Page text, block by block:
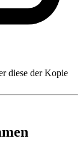
diese der Kopie